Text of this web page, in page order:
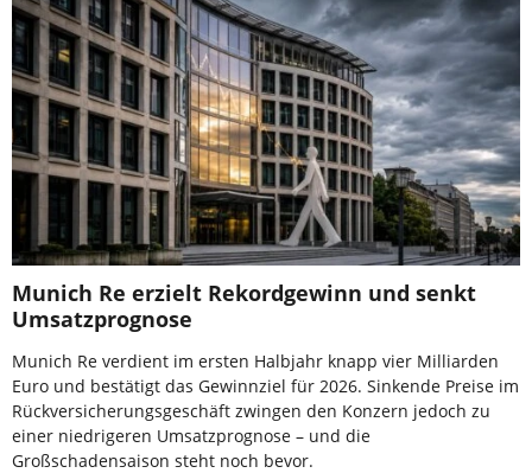
Munich Re erzielt Rekordgewinn und senkt
Umsatzprognose
Munich Re verdient im ersten Halbjahr knapp vier Milliarden
Euro und bestätigt das Gewinnziel für 2026. Sinkende Preise im
Rückversicherungsgeschäft zwingen den Konzern jedoch zu
einer niedrigeren Umsatzprognose – und die
Großschadensaison steht noch bevor.